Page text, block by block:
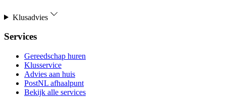
Klusadvies
Services
Gereedschap huren
Klusservice
Advies aan huis
PostNL afhaalpunt
Bekijk alle services